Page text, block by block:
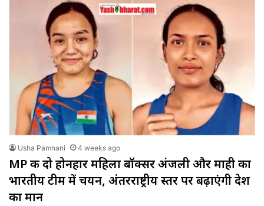
Usha Pamnani 4 weeks ago
MP की दो होनहार महिला बॉक्सर अंजली और माही का
भारतीय टीम में चयन, अंतरराष्ट्रीय स्तर पर बढ़ाएंगी देश
का मान